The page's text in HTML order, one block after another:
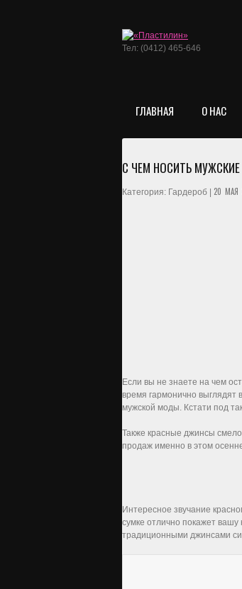
Тел: (0412) 465-646
ГЛАВНАЯ О НАС
С ЧЕМ НОСИТЬ
Категория: Гардероб | 20 МАЯ
Если вы не знаете на чем
время гармонично
мужской моды. Кстати под
Также красные джинсы
продаж именно в этом
Интересное звучание
сумке отлично покажет вашу
традиционными джинсами